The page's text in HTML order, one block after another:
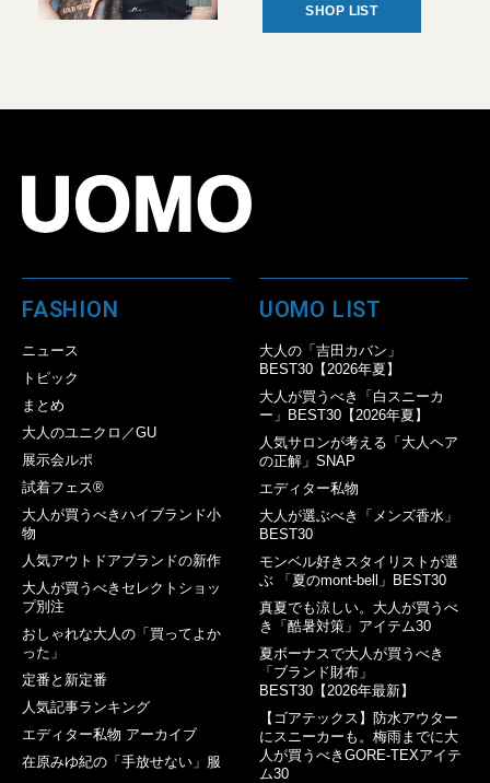
SHOP LIST
FASHION
ニュース
トピック
まとめ
大人のユニクロ／GU
展示会ルポ
試着フェス®︎
大人が買うべきハイブランド小
物
人気アウトドアブランドの新作
大人が買うべきセレクトショッ
プ別注
おしゃれな大人の「買ってよか
った」
定番と新定番
人気記事ランキング
エディター私物 アーカイブ
在原みゆ紀の「手放せない」服
UOMO LIST
大人の「吉田カバン」
BEST30【2026年夏】
大人が買うべき「白スニーカ
ー」BEST30【2026年夏】
人気サロンが考える「大人ヘア
の正解」SNAP
エディター私物
大人が選ぶべき「メンズ香水」
BEST30
モンベル好きスタイリストが選
ぶ 「夏のmont-bell」BEST30
真夏でも涼しい。大人が買うべ
き「酷暑対策」アイテム30
夏ボーナスで大人が買うべき
「ブランド財布」
BEST30【2026年最新】
【ゴアテックス】防水アウター
にスニーカーも。梅雨までに大
人が買うべきGORE-TEXアイテ
ム30